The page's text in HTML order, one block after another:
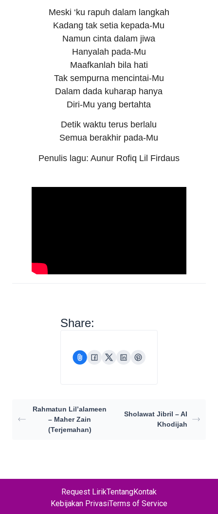
Meski ‘ku rapuh dalam langkah
Kadang tak setia kepada-Mu
Namun cinta dalam jiwa
Hanyalah pada-Mu
Maafkanlah bila hati
Tak sempurna mencintai-Mu
Dalam dada kuharap hanya
Diri-Mu yang bertahta
Detik waktu terus berlalu
Semua berakhir pada-Mu
Penulis lagu: Aunur Rofiq Lil Firdaus
Share:
Rahmatun Lil’alameen
– Maher Zain
(Terjemahan)
Sholawat Jibril – AI
Khodijah
Request LirikTentangKontak
Kebijakan PrivasiTerms of Service